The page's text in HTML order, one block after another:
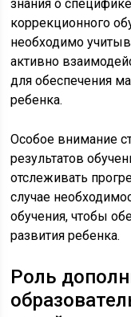
знания о
коррекционного
необходимо
активно
для обеспечения
ребенка.
Особое внимание
результатов
отслеживать
случае
обучения, чтобы
развития ребенка.
Роль